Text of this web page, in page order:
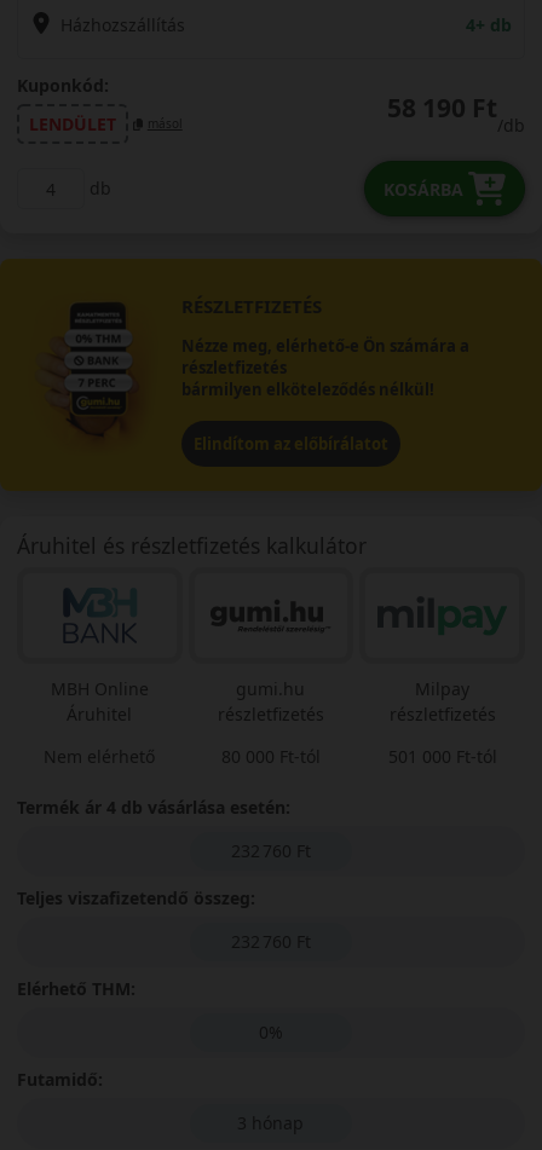
Házhozszállítás 4+ db
Kuponkód:
LENDÜLET
másol 58 190 Ft
/db
db KOSÁRBA
RÉSZLETFIZETÉS
Nézze meg, elérhető-e Ön számára a
részletfizetés
bármilyen elköteleződés nélkül!
Elindítom az előbírálatot
Áruhitel és részletfizetés kalkulátor
MBH Online
Áruhitel
Nem elérhető
gumi.hu
részletfizetés
80 000 Ft-tól
Milpay
részletfizetés
501 000 Ft-tól
Termék ár 4 db vásárlása esetén:
232 760 Ft
Teljes viszafizetendő összeg:
232 760 Ft
Elérhető THM:
0%
Futamidő:
3 hónap